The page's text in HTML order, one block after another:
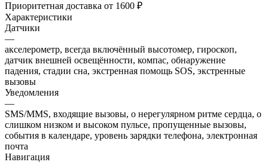
Приоритетная доставка от 1600 ₽
Характеристики
Датчики
—
акселерометр, всегда включённый высотомер, гироскоп,
датчик внешней освещённости, компас, обнаружение
падения, стадии сна, экстренная помощь SOS, экстренные
вызовы
Уведомления
—
SMS/MMS, входящие вызовы, о нерегулярном ритме сердца, о
слишком низком и высоком пульсе, пропущенные вызовы,
события в календаре, уровень зарядки телефона, электронная
почта
Навигация